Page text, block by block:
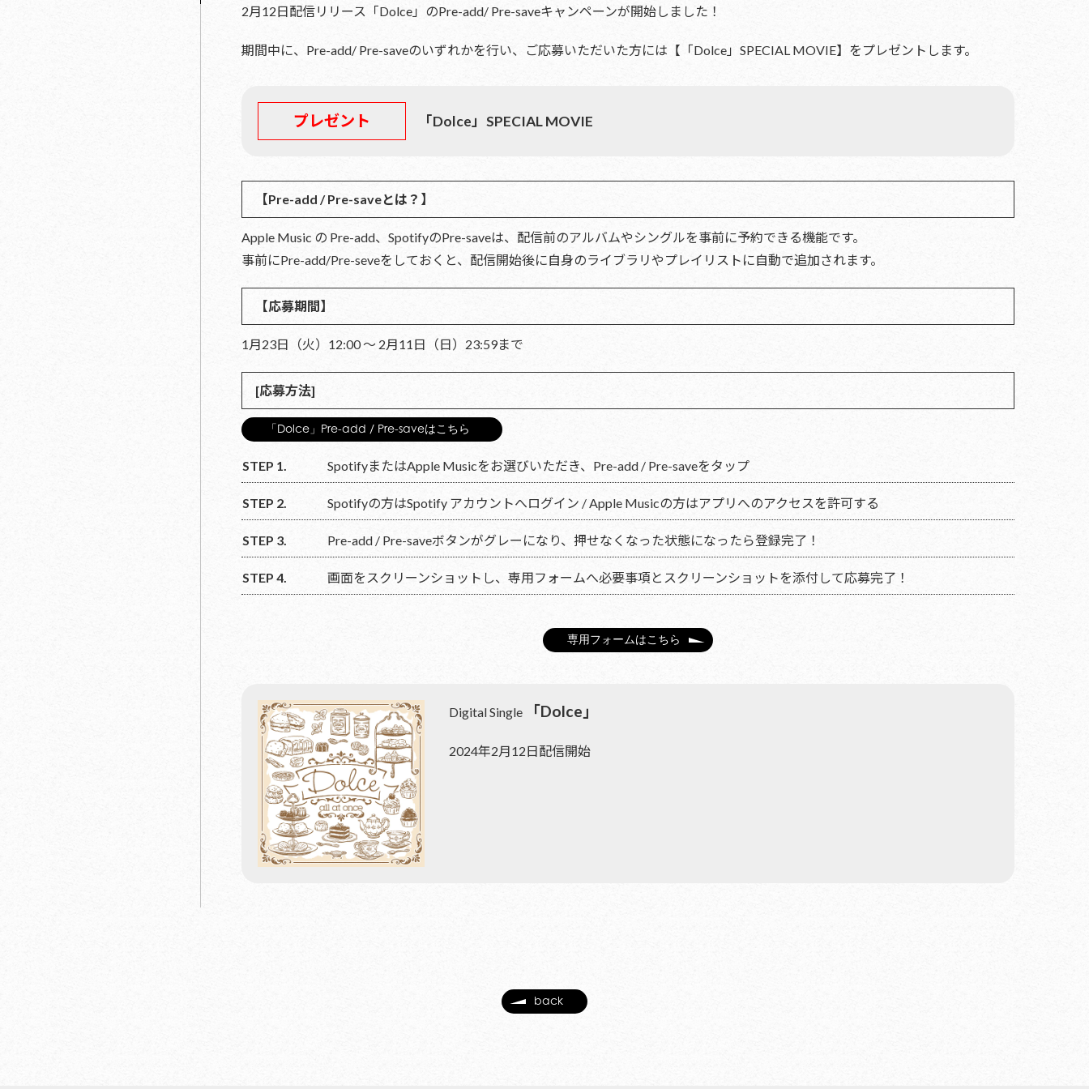
2月12日配信リリース「Dolce」のPre-add/ Pre-saveキャンペーンが開始しました！
期間中に、Pre-add/ Pre-saveのいずれかを行い、ご応募いただいた方には【「Dolce」SPECIAL MOVIE】をプレゼントします。
プレゼント 「Dolce」SPECIAL MOVIE
【Pre-add / Pre-saveとは？】
Apple Music の Pre-add、SpotifyのPre-saveは、配信前のアルバムやシングルを事前に予約できる機能です。
事前にPre-add/Pre-seveをしておくと、配信開始後に自身のライブラリやプレイリストに自動で追加されます。
【応募期間】
1月23日（火）12:00 〜 2月11日（日）23:59まで
[応募方法]
「Dolce」Pre-add / Pre-saveはこちら
STEP 1. SpotifyまたはApple Musicをお選びいただき、Pre-add / Pre-saveをタップ
STEP 2. Spotifyの方はSpotify アカウントへログイン / Apple Musicの方はアプリへのアクセスを許可する
STEP 3. Pre-add / Pre-saveボタンがグレーになり、押せなくなった状態になったら登録完了！
STEP 4. 画面をスクリーンショットし、専用フォームへ必要事項とスクリーンショットを添付して応募完了！
専用フォームはこちら
Digital Single 「Dolce」
2024年2月12日配信開始
back